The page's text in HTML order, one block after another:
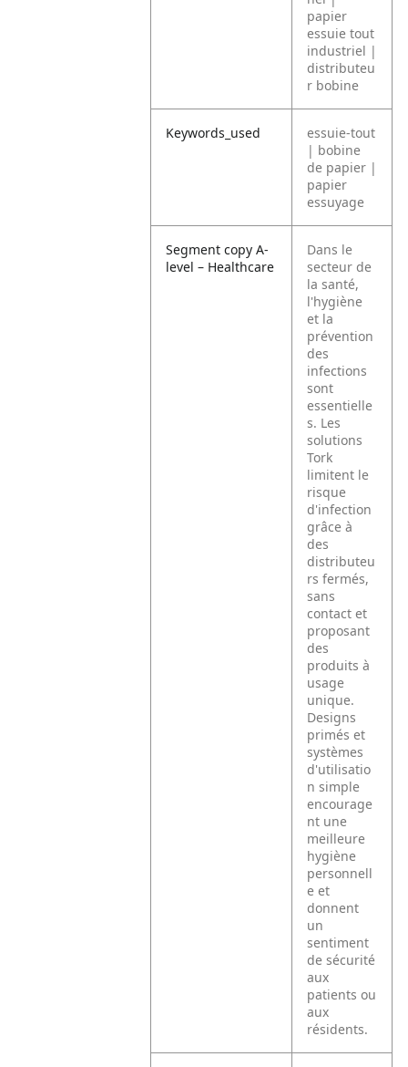
papier
essuie tout
industriel |
distributeu
r bobine
Keywords_used
essuie-tout
| bobine
de papier |
papier
essuyage
Segment copy A-
level – Healthcare
Dans le
secteur de
la santé,
l'hygiène
et la
prévention
des
infections
sont
essentielle
s. Les
solutions
Tork
limitent le
risque
d'infection
grâce à
des
distributeu
rs fermés,
sans
contact et
proposant
des
produits à
usage
unique.
Designs
primés et
systèmes
d'utilisatio
n simple
encourage
nt une
meilleure
hygiène
personnell
e et
donnent
un
sentiment
de sécurité
aux
patients ou
aux
résidents.